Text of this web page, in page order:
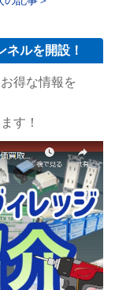
ルを開設！
得な情報を
す！